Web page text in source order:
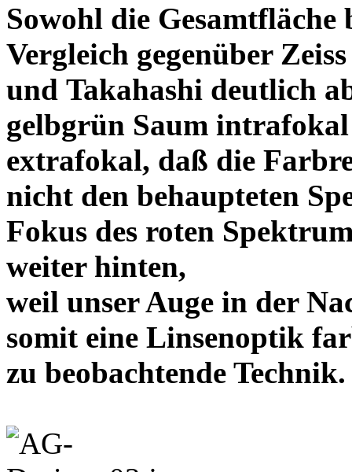
Sowohl die
Vergleich gegenüber Zeiss
und Takahashi deutlich
gelbgrün Saum
extrafokal, daß die
nicht den behaupteten
Fokus des roten
weiter hinten,
weil unser Auge in der
somit eine Linsenoptik
zu beobachtende